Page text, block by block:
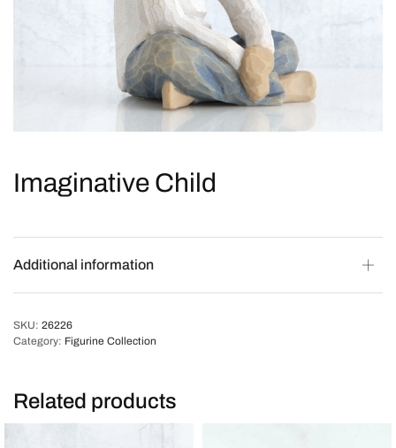
Imaginative Child
Additional information
SKU: 26226
Category: Figurine Collection
Related products